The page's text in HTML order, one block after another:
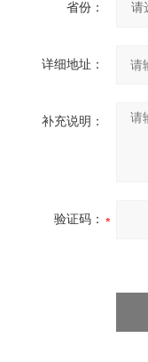
省份：
详细地址：
补充说明：
验证码：